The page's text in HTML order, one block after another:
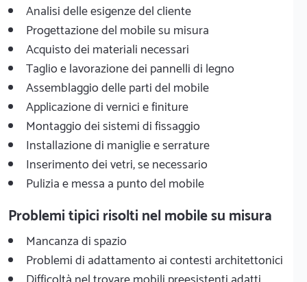
Analisi delle esigenze del cliente
Progettazione del mobile su misura
Acquisto dei materiali necessari
Taglio e lavorazione dei pannelli di legno
Assemblaggio delle parti del mobile
Applicazione di vernici e finiture
Montaggio dei sistemi di fissaggio
Installazione di maniglie e serrature
Inserimento dei vetri, se necessario
Pulizia e messa a punto del mobile
Problemi tipici risolti nel mobile su misura
Mancanza di spazio
Problemi di adattamento ai contesti architettonici